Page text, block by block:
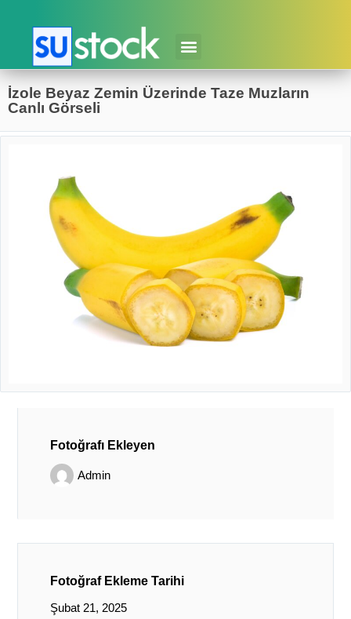
İzole Beyaz Zemin Üzerinde Taze Muzların
Canlı Görseli
Fotoğrafı Ekleyen
Admin
Fotoğraf Ekleme Tarihi
Şubat 21, 2025